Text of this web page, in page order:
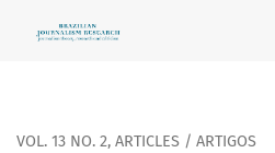
Telejournalism in
VOL. 13 NO. 2, ARTICLES / ARTIGOS